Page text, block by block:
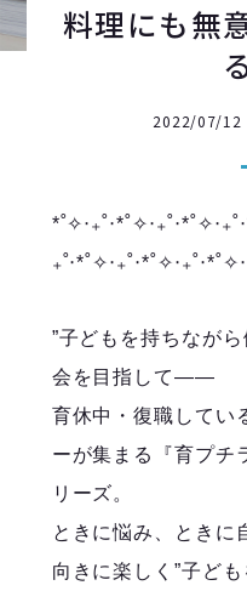
料理にも無
2022/07/12
”子どもを持ちなが
会を目指して――
育休中・復職してい
ーが集まる『育プチ
リーズ。
ときに悩み、ときに
向きに楽しく”子ど